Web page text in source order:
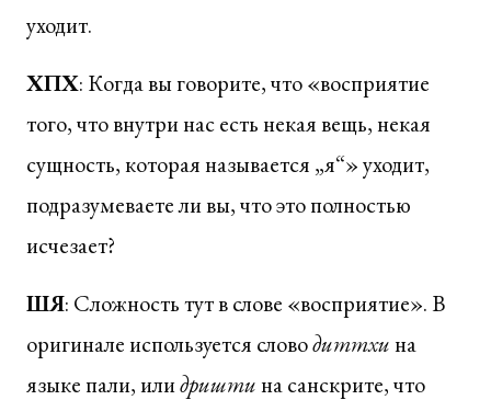
уходит.
ХПХ: Когда вы говорите, что «восприятие
того, что внутри нас есть некая вещь, некая
сущность, которая называется „я“» уходит,
подразумеваете ли вы, что это полностью
исчезает?
ШЯ: Сложность тут в слове «восприятие». В
оригинале используется словодиттхина
языке пали, илидриштина санскрите, что